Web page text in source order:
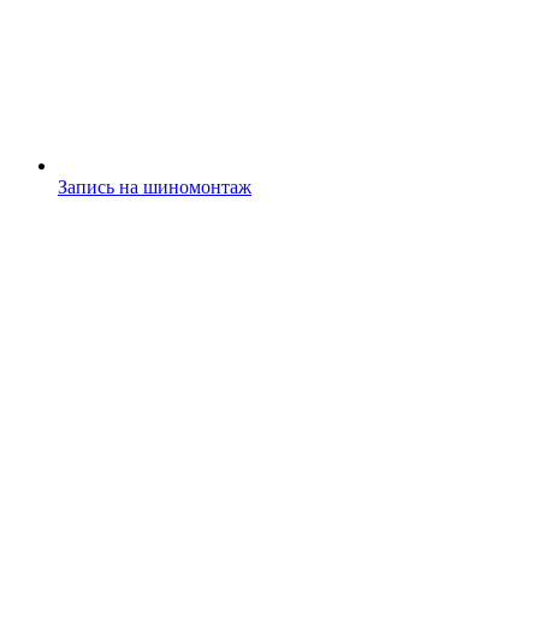
Запись на шиномонтаж